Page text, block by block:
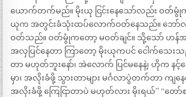
ယောက်တက်မည်။ မိုးယု ငြင်းနေသော်လည်း ဝတ်မွုံ
ယုက အတွင်းခံသုံးထပ်လောက်ဝတ်နေသည်။ ဘော်လီ
ဝတ်သည်။ ဝတ်မွုံကတော့ မဝတ်ချင်။ သို့သော် ဟန်
အလှပြင်နေတာ ကြာတော့ မိုးယုကပင် ငေါက်သေးသ
တာ မဟုတ်ဘူးနော်၊ အဲလောက် ပြင်မနေနဲ့၊ ဟိုက န
မှာ၊ အလိုးခံဖို့ သွားတာများ မင်္ဂလာပွဲတက်တာ ကျန
အလိုးခံဖို့ ကြေငြာတာပဲ မဟုတ်လား မိုးရယ်” “တော်စ